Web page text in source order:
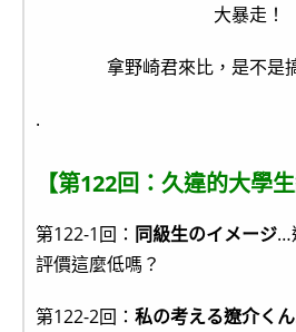
拿野崎君來比，是不是
.
【第122回：久違的大學生
第122-1回： 同級生のイメージ…
評價這麼低嗎？
第122-2回： 私の考える遼介くん